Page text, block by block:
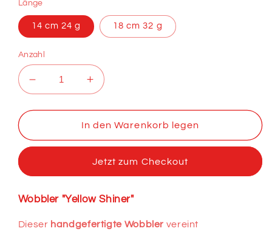
Länge
14 cm 24 g 18 cm 32 g
Anzahl
Verringere
die
Menge
Wobbler
Yellow
Shiner
Erhöhe
die
Menge
für
Wobbler
Roll
Yellow
Shiner
In den Warenkorb legen
Jetzt zum Checkout
Wobbler "Yellow Shiner"
Dieser handgefertigte Wobbler vereint